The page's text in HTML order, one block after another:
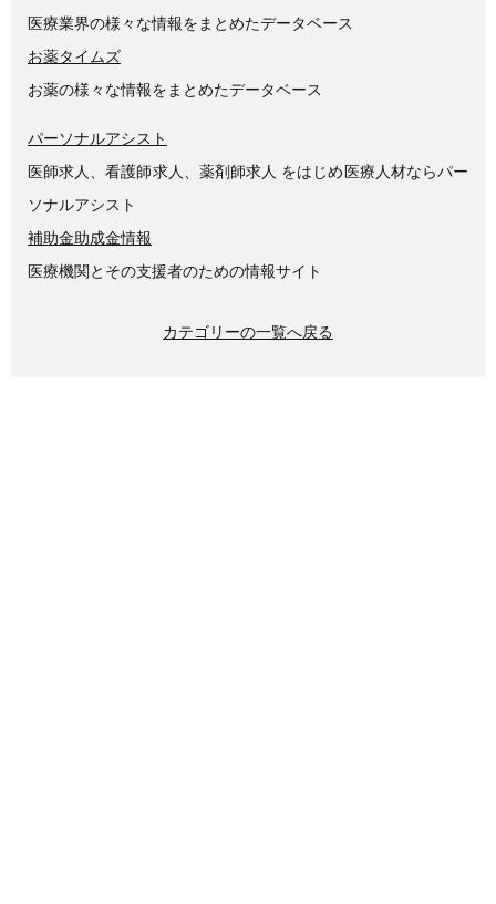
医療業界の様々な情報をまとめたデータベース
お薬タイムズ
お薬の様々な情報をまとめたデータベース
パーソナルアシスト
医師求人、看護師求人、薬剤師求人 をはじめ医療人材ならパー
ソナルアシスト
補助金助成金情報
医療機関とその支援者のための情報サイト
カテゴリーの一覧へ戻る